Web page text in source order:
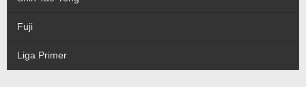
Fuji
Liga Primer